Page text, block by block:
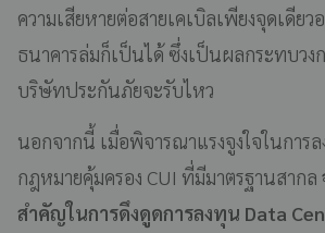
ความเสียหายต่อสายเคเบิลเพียงจุดเดียว
ธนาคารล่มก็เป็นได้ ซึ่งเป็นผลกระทบวง
บริษัทประกันภัยจะรับไหว
นอกจากนี้ เมื่อพิจารณาแรงจูงใจในการ
กฎหมายคุ้มครอง CUI ที่มีมาตรฐานสากล
สำคัญในการดึงดูดการลงทุน Data